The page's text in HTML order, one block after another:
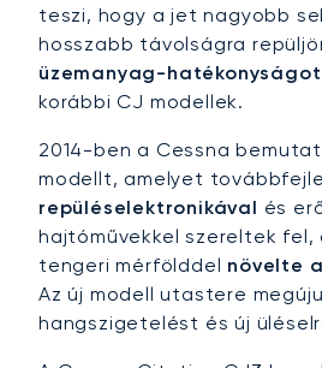
teszi, hogy a jet nagyobb
hosszabb távolságra
üzemanyag-hatékonyságot
korábbi CJ modellek.
2014-ben a Cessna
modellt, amelyet
repüléselektronikával és
hajtóművekkel szereltek fel,
tengeri mérfölddel növelte
Az új modell utastere
hangszigetelést és új